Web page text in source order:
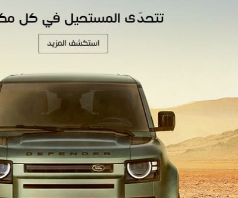
avait pris la tête de la direction de la sécurité
dans un contexte sécuritaire dégradé, sous le
la junte après le putsch pour une période de
des civils au pouvoir.
un second putsch mené en mai par le colonel
et le Premier ministre de transition. Le
fait investir président de transition.